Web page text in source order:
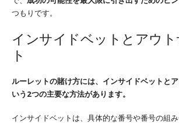
つもりです。
インサイドベットとアウ
ト
ルーレットの賭け方には、インサイドベットと
いう2つの主要な方法があります。
インサイドベットは、具体的な番号や番号の組